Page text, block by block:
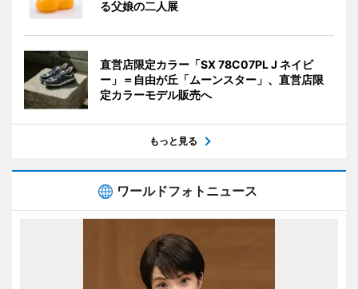
る父娘の二人展
直営店限定カラー「SX 78C07PL J ネイビ
ー」＝自由が丘「ムーンスター」、直営店限
定カラーモデル販売へ
もっと見る
ワールドフォトニュース